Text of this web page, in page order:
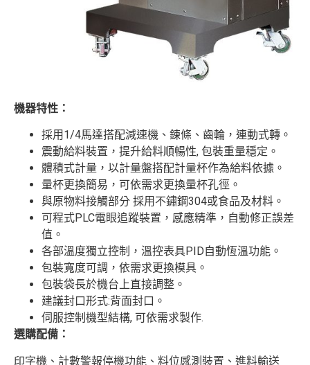
機器特性：
採用1/4馬達搭配減速機、鍊條、齒輪，連動式轉。
震動給料裝置，提升給料順暢性, 包裝重量穩定。
體積式計量，以計量盤搭配計量杯作為給料依據。
量杯更換簡易，可依需求更換量杯孔徑。
與原物料接觸部分 採用不鏽鋼304或食品及材料。
可程式PLC電眼追蹤裝置，感應精準，自動修正誤差
值。
各部溫度獨立控制，溫控表具PID自動恆溫功能。
包裝寬度可調，依需求更換模具。
包裝袋長於機台上直接調整。
建議封口形式:背面封口。
伺服控制機型結構, 可依需求製作.
選購配備 ：
印字機、計數警報停機功能、料位感測裝置、進料輸送